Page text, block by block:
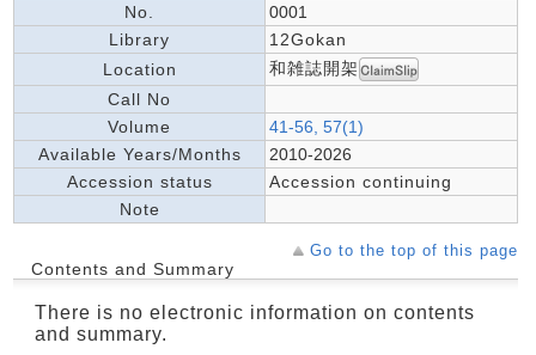
No.
0001
Library
12Gokan
Location
和雑誌開架
Call No
Volume
41-56, 57(1)
Available Years/Months
2010-2026
Accession status
Accession continuing
Note
Go to the top of this page
Contents and Summary
There is no electronic information on contents
and summary.